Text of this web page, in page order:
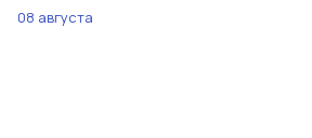
08 августа